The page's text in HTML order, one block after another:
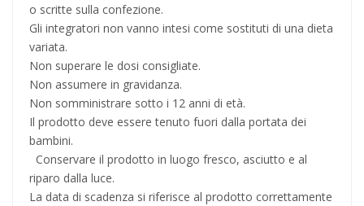
o scritte sulla confezione.
Gli integratori non vanno intesi come sostituti di una dieta
variata.
Non superare le dosi consigliate.
Non assumere in gravidanza.
Non somministrare sotto i 12 anni di età.
Il prodotto deve essere tenuto fuori dalla portata dei
bambini.
Conservare il prodotto in luogo fresco, asciutto e al
riparo dalla luce.
La data di scadenza si riferisce al prodotto correttamente